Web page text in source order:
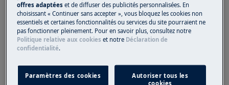
Portez des lunettes de sécurité si vous effectuez
des travaux de maintenance ou de réparation
offres adaptées et de diffuser des publicités personnalisées. En
choisissant « Continuer sans accepter », vous bloquez les cookies non
essentiels et certaines fonctionnalités ou services du site pourraient ne
pas fonctionner pleinement. Pour en savoir plus, consultez notre
Politique relative aux cookies et notre Déclaration de
confidentialité.
Paramètres des cookies
Autoriser tous les
cookies